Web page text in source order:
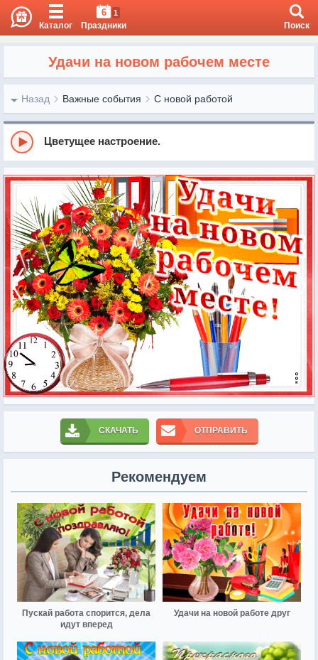
Каталог
6 1
Праздники Поиск
Удачи на новом рабочем месте
Назад Важные события С новой работой
Цветущее настроение.
СКАЧАТЬ ОТПРАВИТЬ
Рекомендуем
Пускай работа спорится, дела
идут вперед
Удачи на новой работе друг